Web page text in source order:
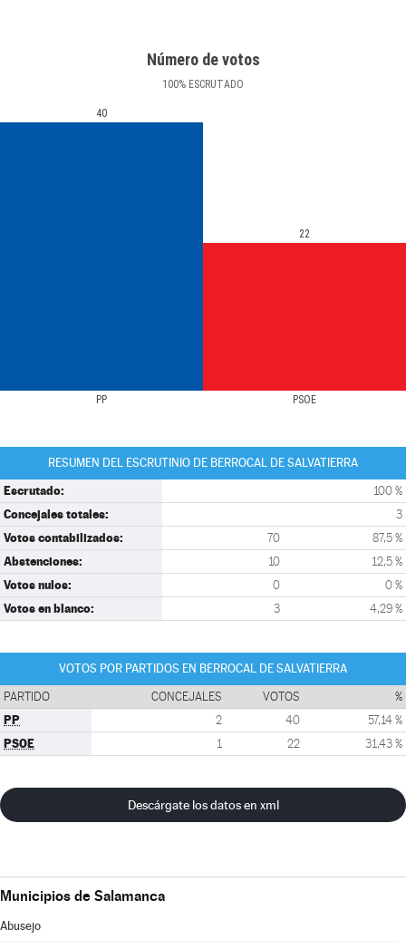
Número de votos
100% ESCRUTADO
PP PSOE
40
22
RESUMEN DEL ESCRUTINIO DE BERROCAL DE SALVATIERRA
Escrutado: 100 %
Concejales totales: 3
Votos contabilizados: 70 87,5 %
Abstenciones: 10 12,5 %
Votos nulos: 0 0 %
Votos en blanco: 3 4,29 %
VOTOS POR PARTIDOS EN BERROCAL DE SALVATIERRA
PARTIDO CONCEJALES VOTOS %
PP 2 40 57,14 %
PSOE 1 22 31,43 %
Descárgate los datos en xml
Municipios de Salamanca
Abusejo